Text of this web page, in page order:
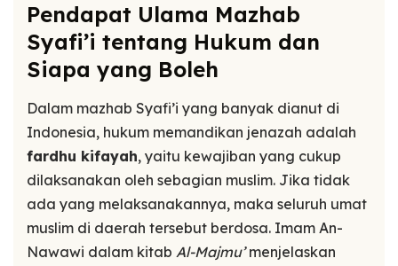
Pendapat Ulama Mazhab
Syafi’i tentang Hukum dan
Siapa yang Boleh
Dalam mazhab Syafi’i yang banyak dianut di
Indonesia, hukum memandikan jenazah adalah
fardhu kifayah, yaitu kewajiban yang cukup
dilaksanakan oleh sebagian muslim. Jika tidak
ada yang melaksanakannya, maka seluruh umat
muslim di daerah tersebut berdosa. Imam An-
Nawawi dalam kitab Al-Majmu’menjelaskan